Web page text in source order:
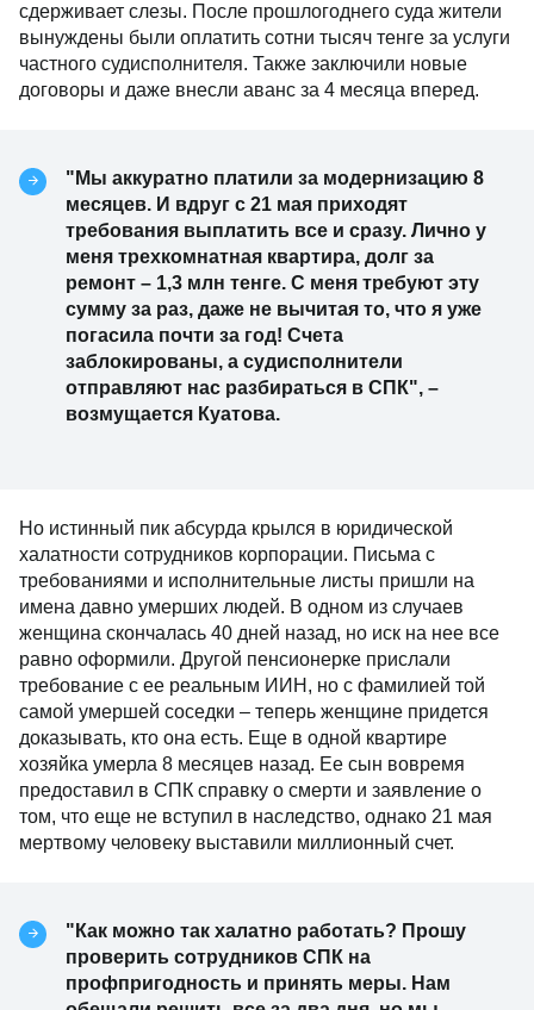
сдерживает слезы. После прошлогоднего суда жители
вынуждены были оплатить сотни тысяч тенге за услуги
частного судисполнителя. Также заключили новые
договоры и даже внесли аванс за 4 месяца вперед.
"Мы аккуратно платили за модернизацию 8
месяцев. И вдруг с 21 мая приходят
требования выплатить все и сразу. Лично у
меня трехкомнатная квартира, долг за
ремонт – 1,3 млн тенге. С меня требуют эту
сумму за раз, даже не вычитая то, что я уже
погасила почти за год! Счета
заблокированы, а судисполнители
отправляют нас разбираться в СПК", –
возмущается Куатова.
Но истинный пик абсурда крылся в юридической
халатности сотрудников корпорации. Письма с
требованиями и исполнительные листы пришли на
имена давно умерших людей. В одном из случаев
женщина скончалась 40 дней назад, но иск на нее все
равно оформили. Другой пенсионерке прислали
требование с ее реальным ИИН, но с фамилией той
самой умершей соседки – теперь женщине придется
доказывать, кто она есть. Еще в одной квартире
хозяйка умерла 8 месяцев назад. Ее сын вовремя
предоставил в СПК справку о смерти и заявление о
том, что еще не вступил в наследство, однако 21 мая
мертвому человеку выставили миллионный счет.
"Как можно так халатно работать? Прошу
проверить сотрудников СПК на
профпригодность и принять меры. Нам